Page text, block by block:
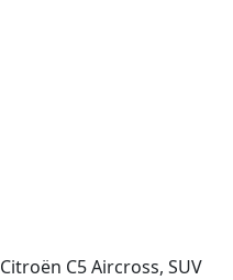
Citroën C5 Aircross, SUV